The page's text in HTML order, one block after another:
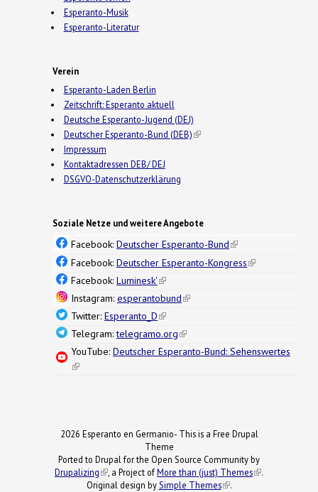
Esperanto-Musik
Esperanto-Literatur
Verein
Esperanto-Laden Berlin
Zeitschrift: Esperanto aktuell
Deutsche Esperanto-Jugend (DEJ)
Deutscher Esperanto-Bund (DEB)(link is external)
Impressum
Kontaktadressen DEB/ DEJ
DSGVO-Datenschutzerklärung
Soziale Netze und weitere Angebote
Facebook: Deutscher Esperanto-Bund(link is
external)
Facebook: Deutscher Esperanto-Kongress(link is
Facebook: Luminesk'(link is external)
Instagram: esperantobund(link is external)
Twitter: Esperanto_D(link is external)
Telegram:telegramo.org(link is external)
YouTube: Deutscher Esperanto-Bund: Sehenswertes
(link is external)
2026 Esperanto en Germanio- This is a Free Drupal
Theme
Ported to Drupal for the Open Source Community by
Drupalizing(link is external)
, a Project ofMore than (just) Themes (link is
.
Original design bySimple Themes
(link is
.